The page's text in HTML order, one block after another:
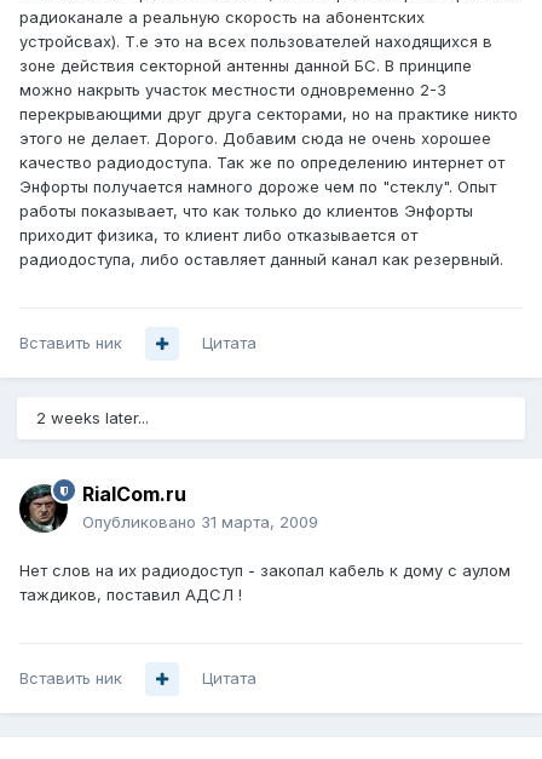
радиоканале а реальную скорость на абонентских
устройсвах). Т.е это на всех пользователей находящихся в
зоне действия секторной антенны данной БС. В принципе
можно накрыть участок местности одновременно 2-3
перекрывающими друг друга секторами, но на практике никто
этого не делает. Дорого. Добавим сюда не очень хорошее
качество радиодоступа. Так же по определению интернет от
Энфорты получается намного дороже чем по "стеклу". Опыт
работы показывает, что как только до клиентов Энфорты
приходит физика, то клиент либо отказывается от
радиодоступа, либо оставляет данный канал как резервный.
Вставить ник Цитата
2 weeks later...
RialCom.ru
Опубликовано 31 марта, 2009
Нет слов на их радиодоступ - закопал кабель к дому с аулом
таждиков, поставил АДСЛ !
Вставить ник Цитата